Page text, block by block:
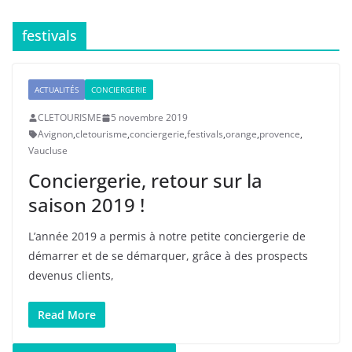
festivals
ACTUALITÉS CONCIERGERIE
CLETOURISME
5 novembre 2019
Avignon,cletourisme,conciergerie,festivals,orange,provence,
Vaucluse
Conciergerie, retour sur la
saison 2019 !
L’année 2019 a permis à notre petite conciergerie de
démarrer et de se démarquer, grâce à des prospects
devenus clients,
Read More